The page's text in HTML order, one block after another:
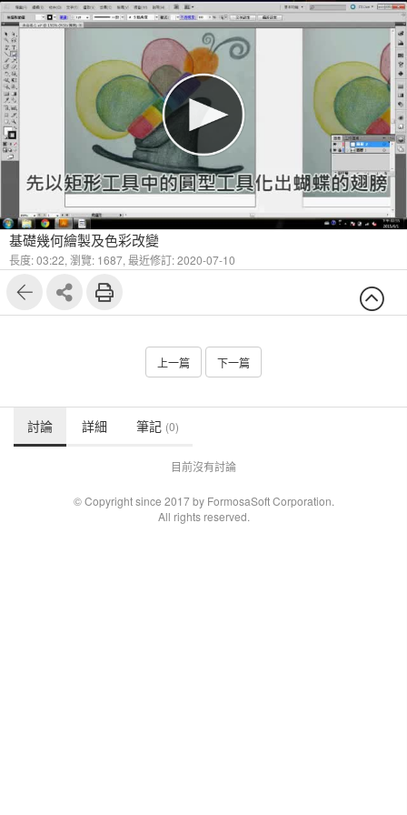
基礎幾何繪製及色彩改變
長度: 03:22, 瀏覽: 1687, 最近修訂: 2020-07-10
上一篇 下一篇
討論 詳細 筆記 (0)
目前沒有討論
© Copyright since 2017 by FormosaSoft Corporation.
All rights reserved.